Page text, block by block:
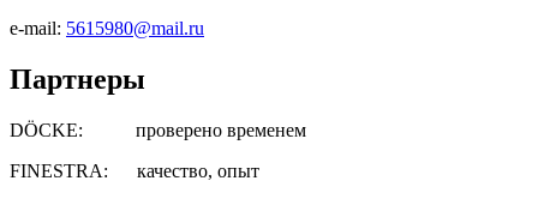
e-mail: 5615980@mail.ru
Партнеры
DÖCKE: проверено временем
FINESTRA: качество, опыт